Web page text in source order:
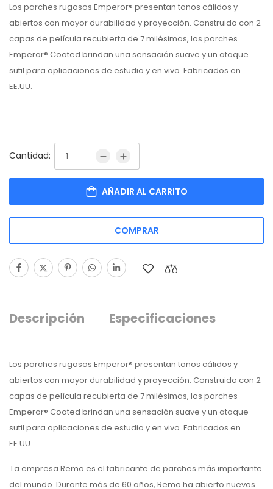
Los parches rugosos Emperor® presentan tonos cálidos y
abiertos con mayor durabilidad y proyección. Construido con 2
capas de película recubierta de 7 milésimas, los parches
Emperor® Coated brindan una sensación suave y un ataque
sutil para aplicaciones de estudio y en vivo. Fabricados en
EE.UU.
Cantidad:
AÑADIR AL CARRITO
COMPRAR
Descripción Especificaciones
Los parches rugosos Emperor® presentan tonos cálidos y
abiertos con mayor durabilidad y proyección. Construido con 2
capas de película recubierta de 7 milésimas, los parches
Emperor® Coated brindan una sensación suave y un ataque
sutil para aplicaciones de estudio y en vivo. Fabricados en
EE.UU.
La empresa Remo es el fabricante de parches más importante
del mundo. Durante más de 60 años, Remo ha abierto nuevos